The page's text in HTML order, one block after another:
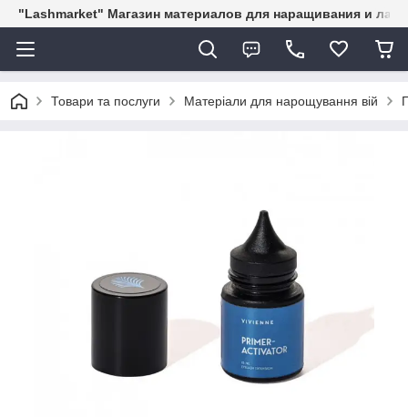
"Lashmarket" Магазин материалов для наращивания и
Товари та послуги Матеріали для нарощування вій